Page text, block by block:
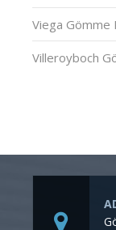
Viega Gömme
Villeroyboch